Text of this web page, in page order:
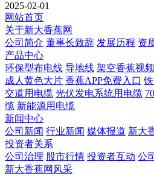
2025-02-01
网站首页
关于新大香蕉网
公司简介 董事长致辞 发展历程 资
产品中心
环保型布电线 导地线 架空香蕉视
成人黄色大片 香蕉APP免费入口
交道用电缆 光伏发电系统用电缆
缆 新能源用电缆
新闻中心
公司新闻 行业新闻 媒体报道 新大
投资者关系
公司治理 股市行情 投资者互动 公
新大香蕉网风采